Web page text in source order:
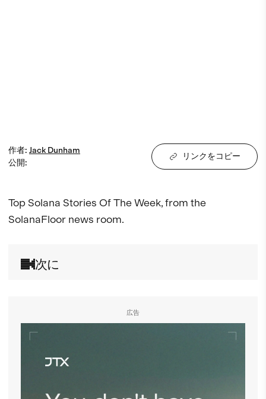
次に
作者: Jack Dunham
公開:
リンクをコピー
Top Solana Stories Of The Week, from the
SolanaFloor news room.
広告